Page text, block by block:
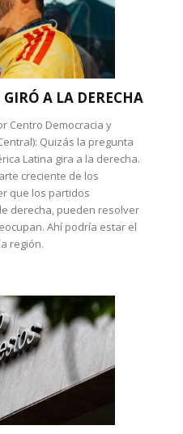
A LA DERECHA
Centro Democracia y
Quizás la pregunta
Latina gira a la derecha.
creciente de los
que los partidos
derecha, pueden resolver
Ahí podría estar el
región.